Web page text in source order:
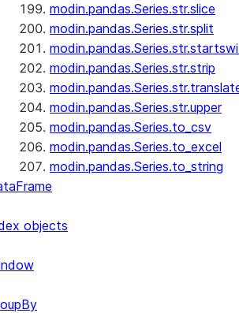
modin.pandas.Series.str.slice
modin.pandas.Series.str.split
modin.pandas.Series.str.strip
modin.pandas.Series.str.upper
modin.pandas.Series.to_csv
modin.pandas.Series.to_excel
modin.pandas.Series.to_string
objects